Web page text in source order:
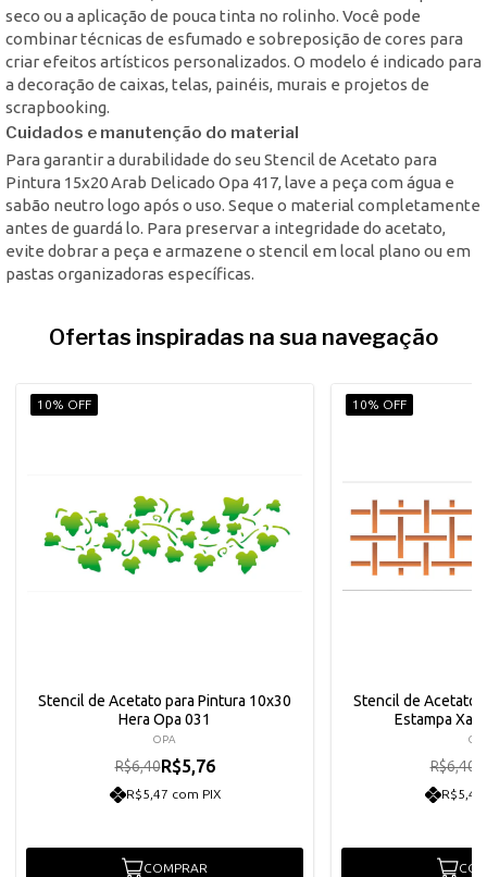
seco ou a aplicação de pouca tinta no rolinho. Você pode
combinar técnicas de esfumado e sobreposição de cores para
criar efeitos artísticos personalizados. O modelo é indicado para
a decoração de caixas, telas, painéis, murais e projetos de
scrapbooking.
Cuidados e manutenção do material
Para garantir a durabilidade do seu Stencil de Acetato para
Pintura 15x20 Arab Delicado Opa 417, lave a peça com água e
sabão neutro logo após o uso. Seque o material completamente
antes de guardá lo. Para preservar a integridade do acetato,
evite dobrar a peça e armazene o stencil em local plano ou em
pastas organizadoras específicas.
Ofertas inspiradas na sua navegação
10% OFF
Stencil de Acetato para Pintura 10x30
Hera Opa 031
OPA
R$6,40R$5,76
R$5,47 com PIX
COMPRAR
10% OFF
Stencil de Acetato
Estampa
R$6,40
R$5,47